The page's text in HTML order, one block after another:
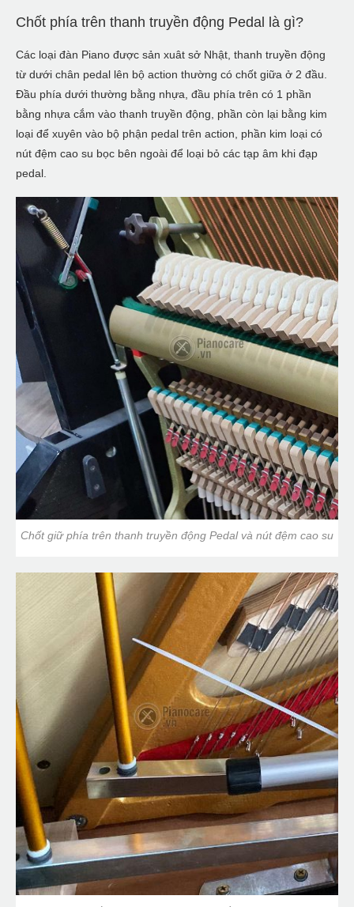
Chốt phía trên thanh truyền động Pedal là gì?
Các loại đàn Piano được sản xuât sở Nhật, thanh truyền động
từ dưới chân pedal lên bộ action thường có chốt giữa ở 2 đầu.
Đầu phía dưới thường bằng nhựa, đầu phía trên có 1 phần
bằng nhựa cắm vào thanh truyền động, phần còn lại bằng kim
loại để xuyên vào bộ phận pedal trên action, phần kim loại có
nút đệm cao su bọc bên ngoài để loại bỏ các tạp âm khi đạp
pedal.
Chốt giữ phía trên thanh truyền động Pedal và nút đệm cao su